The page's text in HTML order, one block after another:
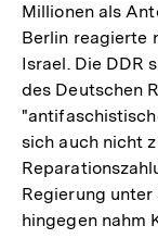
Millionen als
Berlin reagierte
Israel. Die DDR
des Deutschen
sich auch nicht
Regierung
hingegen nahm